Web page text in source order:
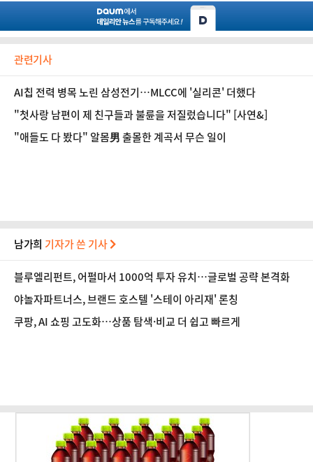
관련기사
AI칩 전력 병목 노린 삼성전기…MLCC에 '실리콘' 더했다
"첫사랑 남편이 제 친구들과 불륜을 저질렀습니다" [사연&]
"애들도 다 봤다" 알몸男 출몰한 계곡서 무슨 일이
남가희 기자가 쓴 기사
블루엘리펀트, 어펄마서 1000억 투자 유치…글로벌 공략 본격화
야놀자파트너스, 브랜드 호스텔 '스테이 아리재' 론칭
쿠팡, AI 쇼핑 고도화…상품 탐색·비교 더 쉽고 빠르게